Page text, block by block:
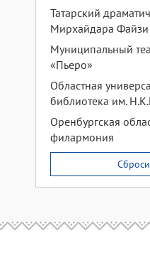
Татарский
Мирхайдара Файзи
Муниципальный
«Пьеро»
Областная
библиотека им.
Оренбургская
филармония